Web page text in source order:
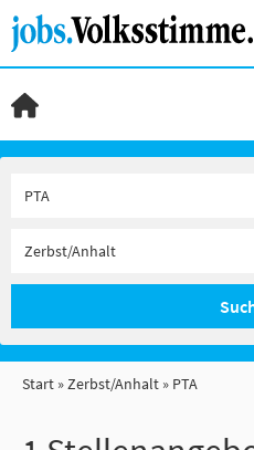
Start Zerbst/Anhalt PTA